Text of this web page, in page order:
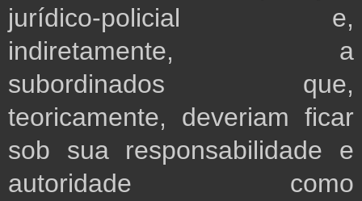
jurídico-policial e,
indiretamente, a
subordinados que,
teoricamente, deveriam ficar
sob sua responsabilidade e
autoridade como